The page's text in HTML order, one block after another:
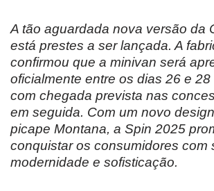
A tão aguardada nova versão da
está prestes a ser lançada. A
confirmou que a minivan será
oficialmente entre os dias 26 e 28
com chegada prevista nas
em seguida. Com um novo
picape Montana, a Spin 2025
conquistar os consumidores com
modernidade e sofisticação.